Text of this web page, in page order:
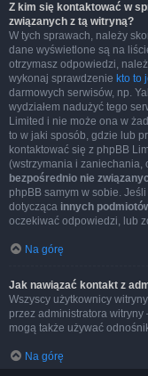
Z kim się kontaktować w
związanych z tą witryną?
W tych sprawach, należy
dane wyświetlone są na
otrzymasz odpowiedzi,
wykonaj sprawdzenie kto to
darmowych serwisów, np.
wydziałem nadużyć tego
Limited i nie może ona w
to w jaki sposób, gdzie lub
kontaktować się z phpBB
(wstrzymania i zaniechania,
bezpośrednio nie
phpBB samym w sobie.
dotycząca innych
oczekiwać odpowiedzi, lub
Na górę
Jak nawiązać kontakt z
Wszyscy użytkownicy
przez administratora witryny
mogą także używać
Na górę